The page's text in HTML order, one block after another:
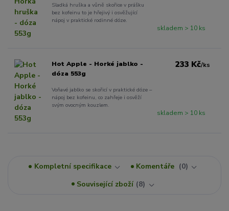
Sladká hruška a vůně skořice v prášku
bez kofeinu to je hřejivý i osvěžující
nápoj v praktické rodinné dóze.
skladem > 10 ks
Hot Apple - Horké jablko -
dóza 553g
Voňavé jablko se skořicí v praktické dóze –
nápoj bez kofeinu, co zahřeje i osvěží
svým ovocným kouzlem.
233 Kč/ks
skladem > 10 ks
Kompletní specifikace Komentáře
0
Související zboží 8